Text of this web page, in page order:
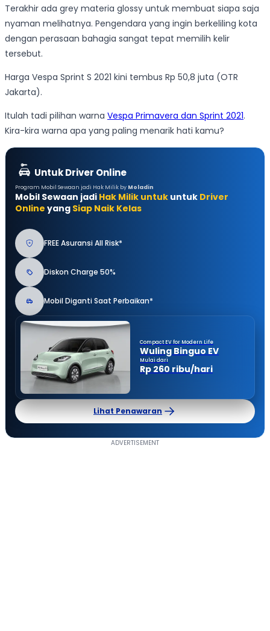
Terakhir ada grey materia glossy untuk membuat siapa saja
nyaman melihatnya. Pengendara yang ingin berkeliling kota
dengan perasaan bahagia sangat tepat memilih kelir
tersebut.
Harga Vespa Sprint S 2021 kini tembus Rp 50,8 juta (OTR
Jakarta).
Itulah tadi pilihan warna Vespa Primavera dan Sprint 2021.
Kira-kira warna apa yang paling menarik hati kamu?
Untuk Driver Online
Program Mobil Sewaan jadi Hak Milik by Moladin
Mobil Sewaan jadi Hak Milik untuk untuk Driver
Online yang Siap Naik Kelas
FREE Asuransi All Risk*
Diskon Charge 50%
Mobil Diganti Saat Perbaikan*
Compact EV for Modern Life
Wuling Binguo EV
Mulai dari
Rp 260 ribu/hari
Lihat Penawaran